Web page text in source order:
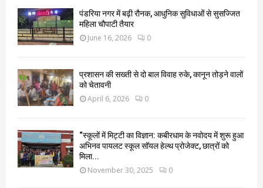
पंडरिया नगर में बढ़ी रौनक, आधुनिक सुविधाओं से सुसज्जित
महिला चौपाटी तैयार
June 16, 2026 0
प्रशासन की सख्ती से दो बाल विवाह रुके, कानून तोड़ने वालों
को चेतावनी
April 6, 2026 0
“स्कूलों में मिट्टी का विज्ञान: कबीरधाम के नवोदय में शुरू हुआ
अभिनव पायलट स्कूल सॉयल हेल्थ प्रोजेक्ट, छात्रों को
मिला...
November 30, 2025 0